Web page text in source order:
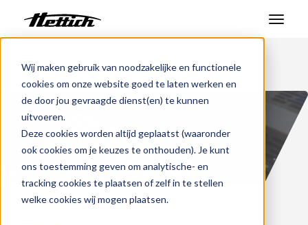
Wij maken gebruik van noodzakelijke en functionele
cookies om onze website goed te laten werken en
de door jou gevraagde dienst(en) te kunnen
uitvoeren.
Deze cookies worden altijd geplaatst (waaronder
ook cookies om je keuzes te onthouden). Je kunt
ons toestemming geven om analytische- en
tracking cookies te plaatsen of zelf in te stellen
welke cookies wij mogen plaatsen.
Producten
Markten
Support Center
Over ons
Contact